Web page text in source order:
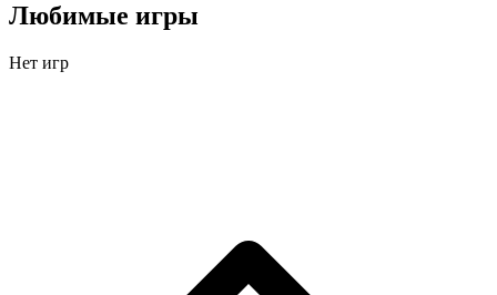
Любимые игры
Нет игр